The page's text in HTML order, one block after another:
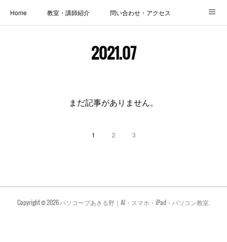
Home 教室・講師紹介 問い合わせ・アクセス
お役立ちブログ | スマホ・パソコン
2021.07
まだ記事がありません。
1 2 3
Copyright ©2026パソコープあきる野｜AI・スマホ・iPad・パソコン教室.